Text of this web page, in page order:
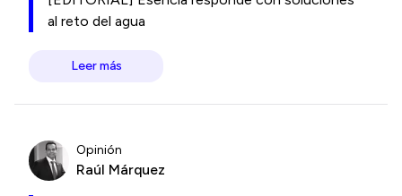
al reto del agua
Leer más
Opinión
Raúl Márquez